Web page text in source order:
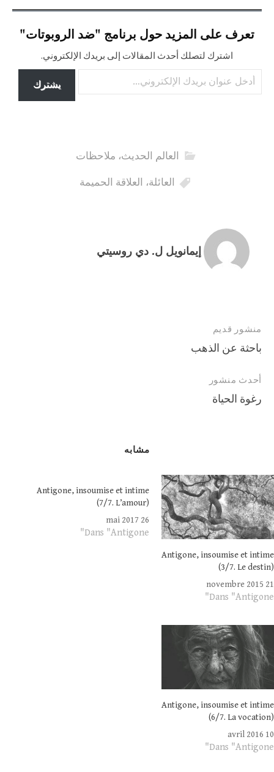
تعرف على المزيد حول برنامج "ضد الروبوتات"
اشترك لتصلك أحدث المقالات إلى بريدك الإلكتروني.
أدخل عنوان بريدك الإلكتروني…
يشترك
العالم الحديث، ملاحظات
العائلة، العلاقة الحميمة
إيمانويل ل. دي روسيتي
تصفح
المقالات
منشور قديم
باحثة عن الذهب
أحدث منشور
رغوة الحياة
مشابه
Antigone, insoumise et intime
(3/7. Le destin)
21 novembre 2015
Dans "Antigone"
Antigone, insoumise et intime
(7/7. L’amour)
26 mai 2017
Dans "Antigone"
Antigone, insoumise et intime
(6/7. La vocation)
10 avril 2016
Dans "Antigone"